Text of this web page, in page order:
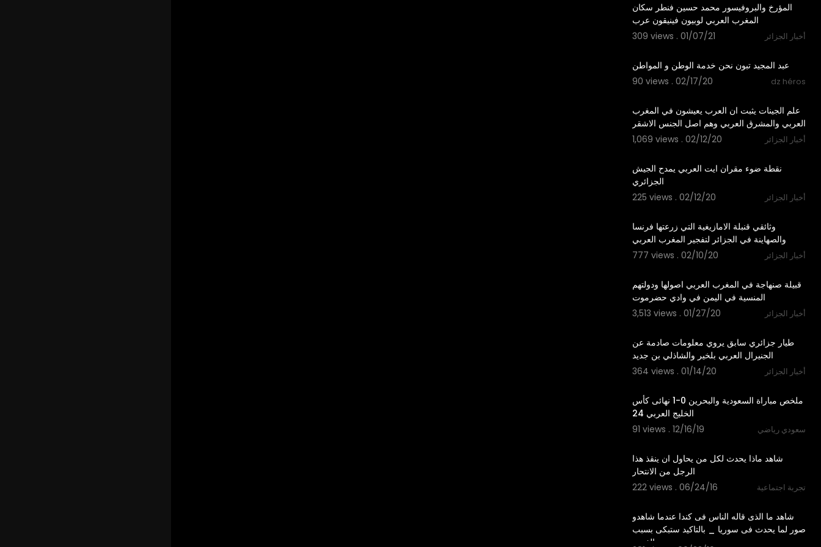
⁣⁣المؤرخ والبروفيسور محمد حسين فنطر سكان
المغرب العربي لوبيون فينيقون عرب
309 views . 01/07/21
أخبار الجزائر
عبد المجيد تبون نحن خدمة الوطن و المواطن
90 views . 02/17/20
dz héros
علم الجينات يثبت ان العرب يعيشون في المغرب
العربي والمشرق العربي وهم اصل الجنس الاشقر
1,069 views . 02/12/20
أخبار الجزائر
نقطة ضوء مقران ايت العربي يمدح الجيش
الجزائري
225 views . 02/12/20
أخبار الجزائر
وثائقي قنبلة الامازيغية التي زرعتها فرنسا
والصهاينة في الجزائر لتفجير المغرب العربي
777 views . 02/10/20
أخبار الجزائر
قبيلة صنهاجة في المغرب العربي اصولها ودولتهم
المنسية في اليمن في وادي حضرموت
3,513 views . 01/27/20
أخبار الجزائر
طيار جزائري سابق يروي معلومات صادمة عن
الجنيرال العربي بلخير والشاذلي بن جديد
364 views . 01/14/20
أخبار الجزائر
ملخص مباراة السعودية والبحرين 0-1 نهائى كأس
الخليج العربي 24
91 views . 12/16/19
سعودي رياضي
شاهد ماذا يحدث لكل من يحاول ان ينقذ هذا
الرجل من الانتحار
222 views . 06/24/16
تجربة اجتماعية
شاهد ما الذى قاله الناس فى كندا عندما شاهدو
صور لما يحدث فى سوريا _ بالتاكيد ستبكى بسبب
الفيديو